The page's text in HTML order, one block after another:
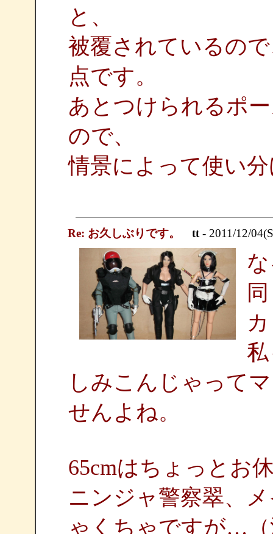
と、
被覆されているの
点です。
あとつけられるポ
ので、
情景によって使い
Re: お久しぶりです。 tt- 2011/12/
しみこんじゃって
せんよね。
65cmはちょっとお
ニンジャ警察翠、
ゃくちゃですが…（